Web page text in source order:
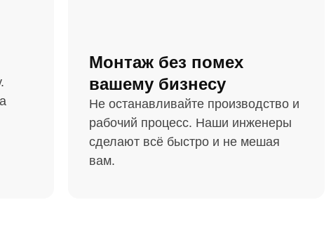
Монтаж без помех
вашему бизнесу
Не останавливайте производство и
рабочий процесс. Наши инженеры
сделают всё быстро и не мешая
вам.